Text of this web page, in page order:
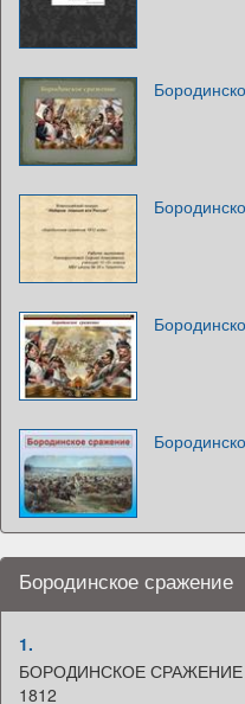
Бородинское сражение
1.
БОРОДИНСКОЕ СРАЖЕНИЕ
1812